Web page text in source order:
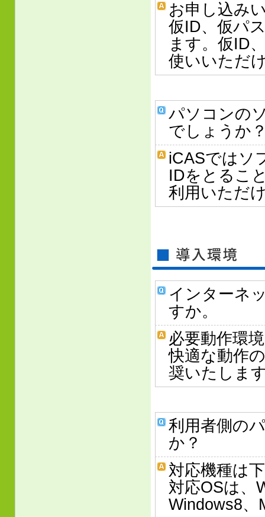
お申し込み
仮ID、仮パ
ます。仮ID
使いいただ
パソコンの
でしょうか
iCASではソ
IDをとるこ
利用いただ
インターネ
すか。
必要動作環
快適な動作
奨いたしま
利用者側の
か？
対応機種は
対応OSは、
Windows8、